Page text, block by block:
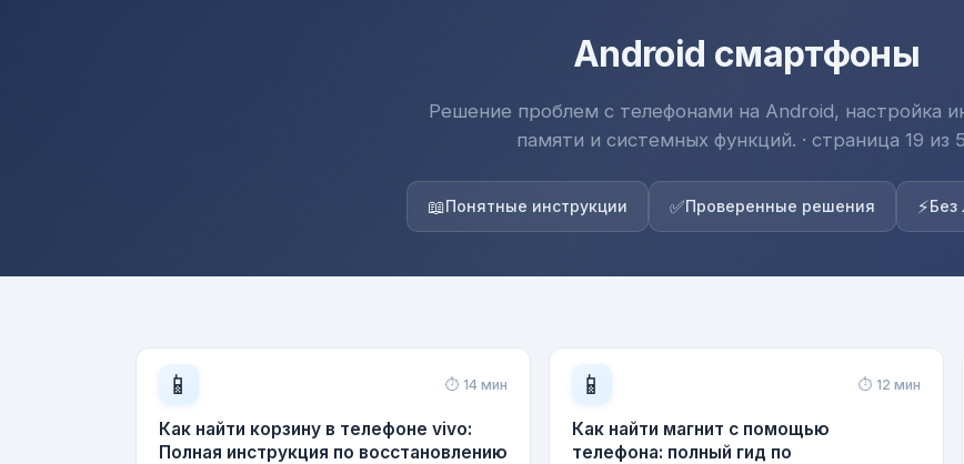
Android смартфоны
Решение проблем с телефонами на Android, настройка
памяти и системных функций. · страница 19 из
📖Понятные инструкции ✅Проверенные решения ⚡Без
📱 ⏱ 14 мин
Как найти корзину в телефоне vivo:
Полная инструкция по восстановлению
📱 ⏱ 12 мин
Как найти магнит с помощью
телефона: полный гид по